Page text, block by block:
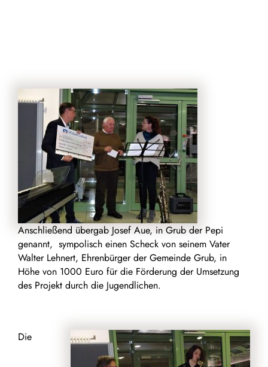
Anschließend übergab Josef Aue, in Grub der Pepi
genannt, sympolisch einen Scheck von seinem Vater
Walter Lehnert, Ehrenbürger der Gemeinde Grub, in
Höhe von 1000 Euro für die Förderung der Umsetzung
des Projekt durch die Jugendlichen.
Die